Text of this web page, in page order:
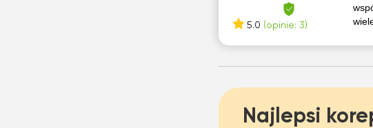
5.0 (opinie: 3)
Najlepsi